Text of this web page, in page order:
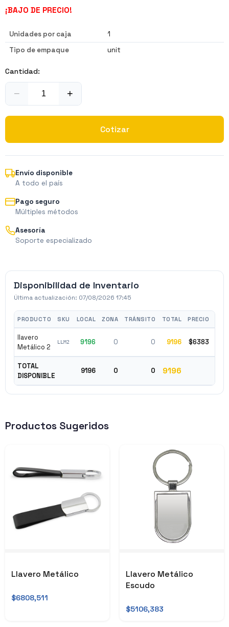
¡BAJO DE PRECIO!
Unidades por caja
1
Tipo de empaque
unit
Cantidad:
− +
Cotizar
Envío disponible
A todo el país
Pago seguro
Múltiples métodos
Asesoría
Soporte especializado
Disponibilidad de Inventario
Última actualización: 07/08/2026 17:45
PRODUCTO SKU LOCAL ZONA TRÁNSITO TOTAL PRECIO
llavero
Metálico 2
LLM2 9196 0 0 9196 $6383
TOTAL
DISPONIBLE
9196 0 0 9196
Productos Sugeridos
Llavero Metálico
$6808,511
Llavero Metálico
Escudo
$5106,383